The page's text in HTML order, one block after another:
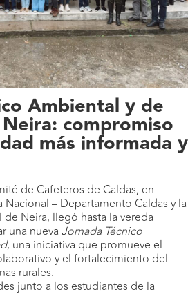
Ambiental y de
compromiso
más informada y
de Cafeteros de Caldas, en
– Departamento Caldas y la
Neira, llegó hasta la vereda
una nueva Jornada Técnico
, una iniciativa que promueve el
y el fortalecimiento del
rurales.
junto a los estudiantes de la